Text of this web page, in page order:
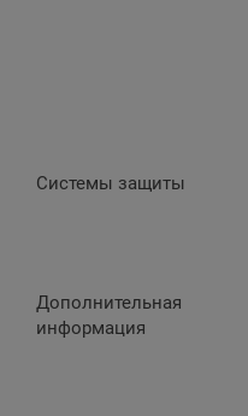
Системы защиты
Дополнительная
информация